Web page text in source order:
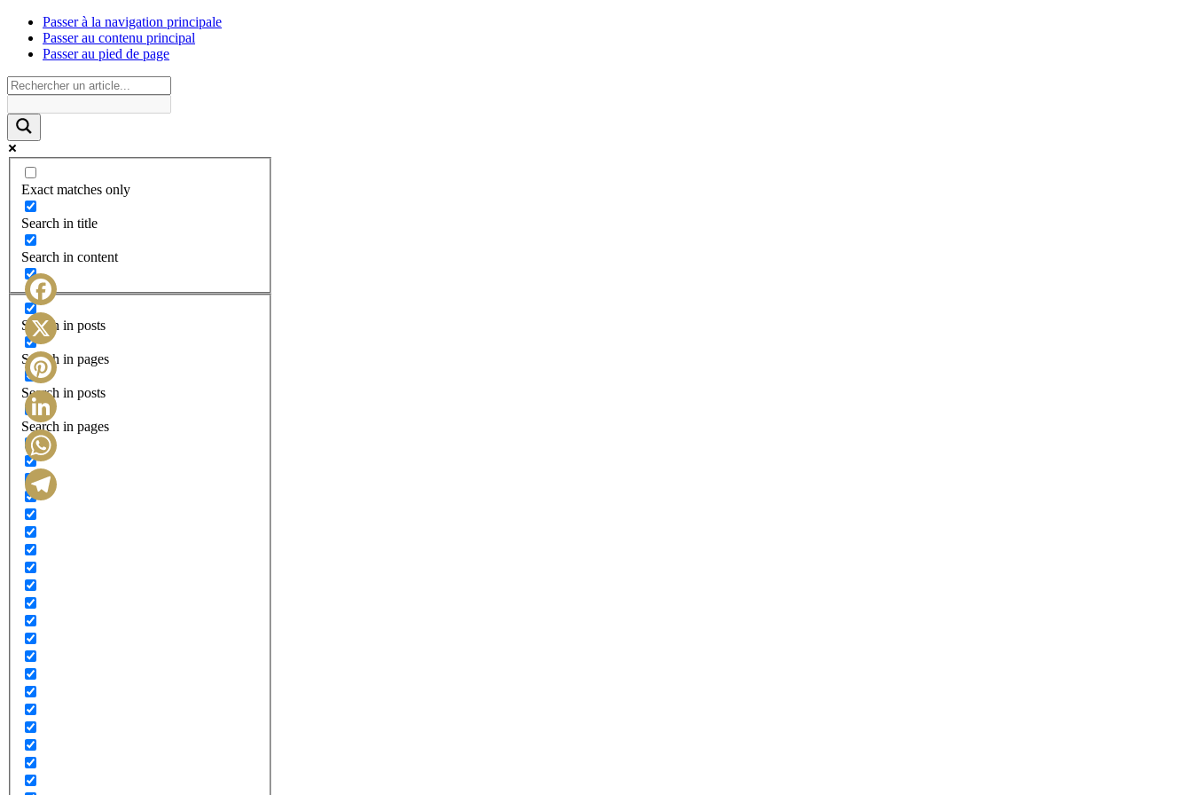
Passer à la navigation principale
Passer au contenu principal
Passer au pied de page
Exact matches only
Search in title
Search in content
Search in posts
Search in pages
Search in posts
Search in pages
Facebook
X
Pinterest
LinkedIn
WhatsApp
Telegram